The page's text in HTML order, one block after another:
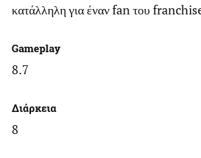
κατάλληλη για έναν fan του
Gameplay
8.7
Διάρκεια
8